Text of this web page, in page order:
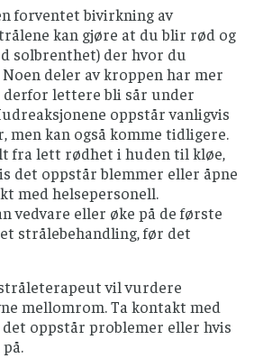
forventet bivirkning av
kan gjøre at du blir rød og
solbrenthet) der hvor du
deler av kroppen har mer
derfor lettere bli sår under
oppstår vanligvis
kan også komme tidligere.
fra lett rødhet i huden til kløe,
det oppstår blemmer eller åpne
med helsepersonell.
vedvare eller øke på de første
strålebehandling, før det
vil vurdere
mellomrom. Ta kontakt med
oppstår problemer eller hvis